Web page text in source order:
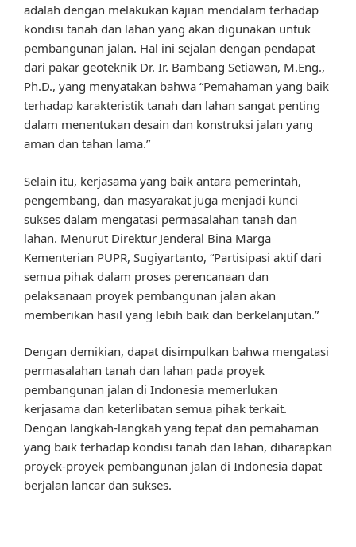
adalah dengan melakukan kajian mendalam terhadap
kondisi tanah dan lahan yang akan digunakan untuk
pembangunan jalan. Hal ini sejalan dengan pendapat
dari pakar geoteknik Dr. Ir. Bambang Setiawan, M.Eng.,
Ph.D., yang menyatakan bahwa “Pemahaman yang baik
terhadap karakteristik tanah dan lahan sangat penting
dalam menentukan desain dan konstruksi jalan yang
aman dan tahan lama.”
Selain itu, kerjasama yang baik antara pemerintah,
pengembang, dan masyarakat juga menjadi kunci
sukses dalam mengatasi permasalahan tanah dan
lahan. Menurut Direktur Jenderal Bina Marga
Kementerian PUPR, Sugiyartanto, “Partisipasi aktif dari
semua pihak dalam proses perencanaan dan
pelaksanaan proyek pembangunan jalan akan
memberikan hasil yang lebih baik dan berkelanjutan.”
Dengan demikian, dapat disimpulkan bahwa mengatasi
permasalahan tanah dan lahan pada proyek
pembangunan jalan di Indonesia memerlukan
kerjasama dan keterlibatan semua pihak terkait.
Dengan langkah-langkah yang tepat dan pemahaman
yang baik terhadap kondisi tanah dan lahan, diharapkan
proyek-proyek pembangunan jalan di Indonesia dapat
berjalan lancar dan sukses.